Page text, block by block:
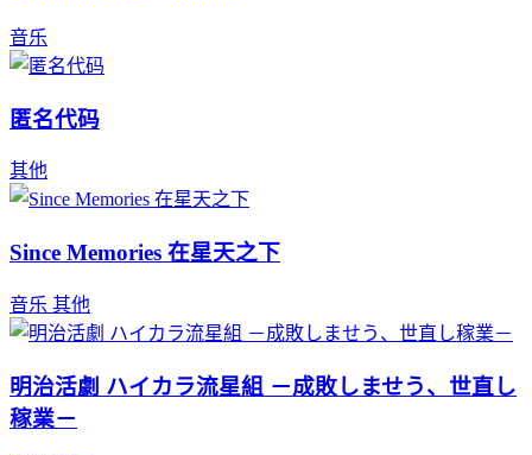
音乐
匿名代码
其他
Since Memories 在星天之下
音乐 其他
明治活劇 ハイカラ流星組 －成敗しませう、世直し
稼業－